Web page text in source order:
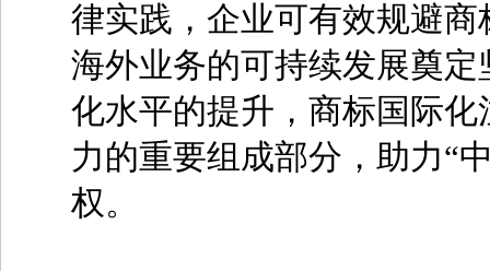
律实践，企业可有效规避
海外业务的可持续发展奠
化水平的提升，商标国际
力的重要组成部分，助力“
权。